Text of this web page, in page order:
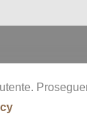
comunità
il